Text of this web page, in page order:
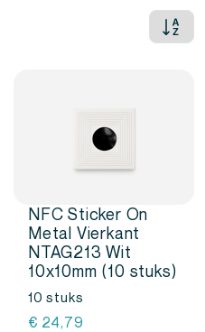
NFC Sticker On
Metal Vierkant
NTAG213 Wit
10x10mm (10 stuks)
10 stuks
€ 24,79